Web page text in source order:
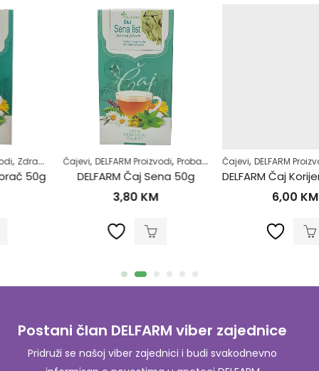
Čajevi, DELFARM Proizvodi,Probavni sistem ,Regulacija stolice-zatvor,
DELFARM Čaj Sena 50g
Čajevi,DELFARM Proizvodi,Prehlada i gripa
DELFARM Čaj Korijen bijelog sljeza 50g
Postani član DELFARM viber zajednice
Pridruži se našoj viber zajednici i budi svakodnevno